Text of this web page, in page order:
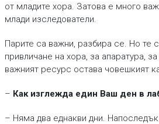
от младите хора. Затова е много
млади изследователи.
Парите са важни, разбира се. Но те
привличане на хора, за апаратура,
важният ресурс остава човешкият
– Как изглежда един Ваш ден в
– Няма два еднакви дни.